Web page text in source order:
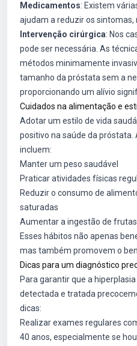
Medicamentos: Existem
ajudam a reduzir os sintomas,
Intervenção cirúrgica: Nos
pode ser necessária. As
métodos minimamente
tamanho da próstata sem a
proporcionando um alívio
Cuidados na alimentação e
Adotar um estilo de vida
positivo na saúde da
incluem:
Manter um peso saudável
Praticar atividades físicas
Reduzir o consumo de
saturadas
Aumentar a ingestão de
Esses hábitos não apenas
mas também promovem o
Dicas para um diagnóstico
Para garantir que a
detectada e tratada
dicas:
Realizar exames regulares
40 anos, especialmente se